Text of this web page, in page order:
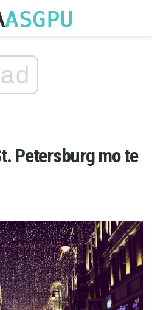
ad
Petersburg mo te